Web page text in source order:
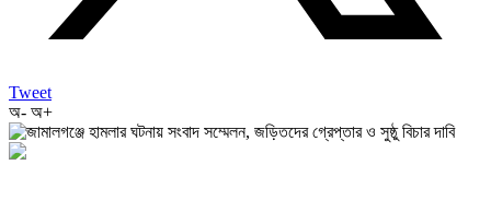
Tweet
অ- অ+